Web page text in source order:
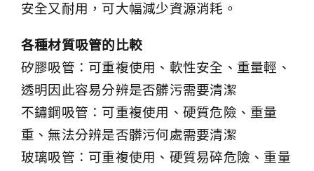
安全又耐用，可大幅減少資源消耗。
各種材質吸管的比較
矽膠吸管：可重複使用、軟性安全、重量輕、
透明因此容易分辨是否髒污需要清潔
不鏽鋼吸管：可重複使用、硬質危險、重量
重、無法分辨是否髒污何處需要清潔
玻璃吸管：可重複使用、硬質易碎危險、重量